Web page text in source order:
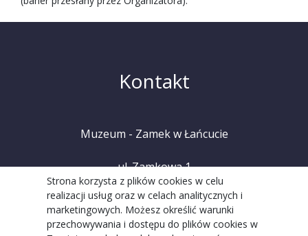
Strona korzysta z plików cookies w celu
realizacji usług oraz w celach analitycznych i
marketingowych. Możesz określić warunki
przechowywania i dostępu do plików cookies w
Kontakt
Muzeum - Zamek w Łańcucie
ul. Zamkowa 1
37-100 Łańcut
tel. +48 (17) 225 20 08